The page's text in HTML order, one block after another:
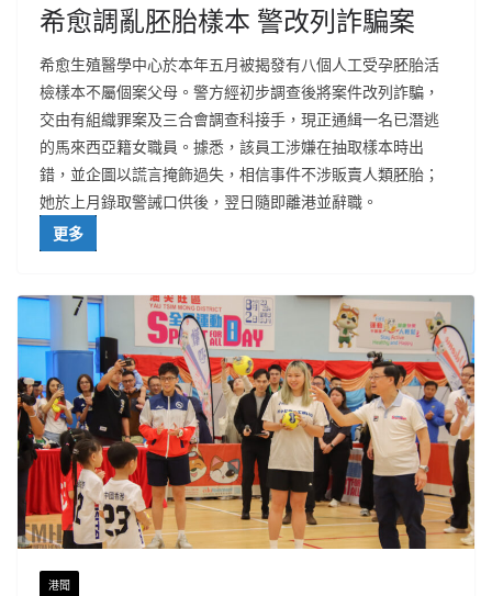
希愈調亂胚胎樣本 警改列詐騙案
希愈生殖醫學中心於本年五月被揭發有八個人工受孕胚胎活
檢樣本不屬個案父母。警方經初步調查後將案件改列詐騙，
交由有組織罪案及三合會調查科接手，現正通緝一名已潛逃
的馬來西亞籍女職員。據悉，該員工涉嫌在抽取樣本時出
錯，並企圖以謊言掩飾過失，相信事件不涉販賣人類胚胎；
她於上月錄取警誡口供後，翌日隨即離港並辭職。
更多
港聞